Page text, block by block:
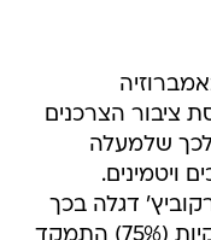
ציבור הצרכנים
שלמעלה
ויטמינים.
דגלה בכך